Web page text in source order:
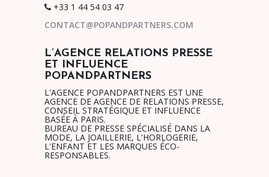
+33 1 44 54 03 47
CONTACT@POPANDPARTNERS.COM
L’AGENCE RELATIONS PRESSE
ET INFLUENCE
POPANDPARTNERS
L'AGENCE POPANDPARTNERS EST UNE
AGENCE DE AGENCE DE RELATIONS PRESSE,
CONSEIL STRATÉGIQUE ET INFLUENCE
BASÉE À PARIS.
BUREAU DE PRESSE SPÉCIALISÉ DANS LA
MODE, LA JOAILLERIE, L'HORLOGERIE,
L'ENFANT ET LES MARQUES ÉCO-
RESPONSABLES.